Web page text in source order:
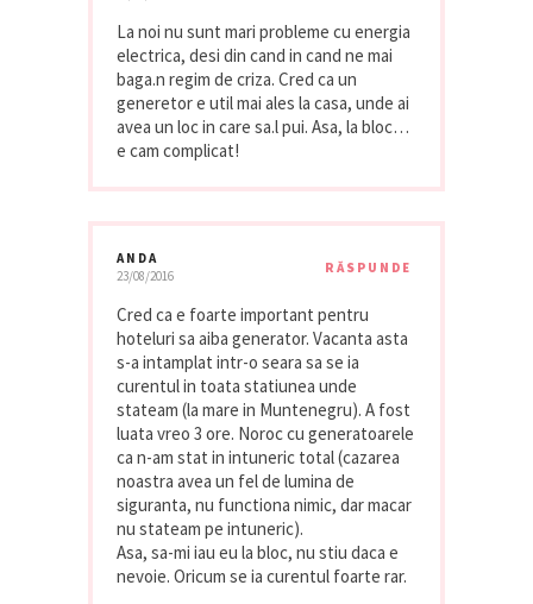
La noi nu sunt mari probleme cu energia
electrica, desi din cand in cand ne mai
baga.n regim de criza. Cred ca un
generetor e util mai ales la casa, unde ai
avea un loc in care sa.l pui. Asa, la bloc…
e cam complicat!
ANDA
23/08/2016
RĂSPUNDE
Cred ca e foarte important pentru
hoteluri sa aiba generator. Vacanta asta
s-a intamplat intr-o seara sa se ia
curentul in toata statiunea unde
stateam (la mare in Muntenegru). A fost
luata vreo 3 ore. Noroc cu generatoarele
ca n-am stat in intuneric total (cazarea
noastra avea un fel de lumina de
siguranta, nu functiona nimic, dar macar
nu stateam pe intuneric).
Asa, sa-mi iau eu la bloc, nu stiu daca e
nevoie. Oricum se ia curentul foarte rar.